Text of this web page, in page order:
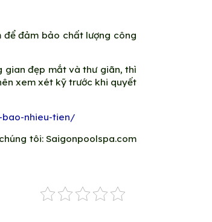
để đảm bảo chất lượng công
gian đẹp mắt và thư giãn, thì
xem xét kỹ trước khi quyết
nhieu-tien/
tôi: Saigonpoolspa.com